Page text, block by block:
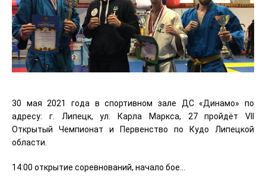
30 мая 2021 года в спортивном зале ДС «Динамо» по
адресу: г. Липецк, ул. Карла Маркса, 27 пройдёт VII
Открытый Чемпионат и Первенство по Кудо Липецкой
области.
14:00​ ​открытие соревнований, начало бое...